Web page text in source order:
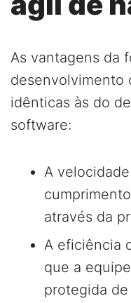
As vantagens da
desenvolvimento
idênticas às do
software:
A
através da
A eficiência
que a
protegida